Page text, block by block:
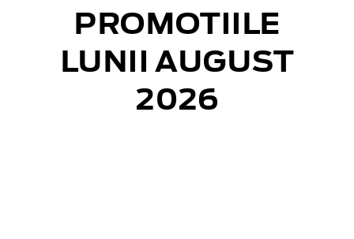
PROMOTIILE
LUNII AUGUST
2026